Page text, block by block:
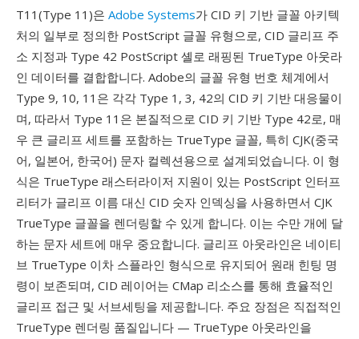
T11(Type 11)은 Adobe Systems가 CID 키 기반 글꼴 아키텍
처의 일부로 정의한 PostScript 글꼴 유형으로, CID 글리프 주
소 지정과 Type 42 PostScript 셸로 래핑된 TrueType 아웃라
인 데이터를 결합합니다. Adobe의 글꼴 유형 번호 체계에서
Type 9, 10, 11은 각각 Type 1, 3, 42의 CID 키 기반 대응물이
며, 따라서 Type 11은 본질적으로 CID 키 기반 Type 42로, 매
우 큰 글리프 세트를 포함하는 TrueType 글꼴, 특히 CJK(중국
어, 일본어, 한국어) 문자 컬렉션용으로 설계되었습니다. 이 형
식은 TrueType 래스터라이저 지원이 있는 PostScript 인터프
리터가 글리프 이름 대신 CID 숫자 인덱싱을 사용하면서 CJK
TrueType 글꼴을 렌더링할 수 있게 합니다. 이는 수만 개에 달
하는 문자 세트에 매우 중요합니다. 글리프 아웃라인은 네이티
브 TrueType 이차 스플라인 형식으로 유지되어 원래 힌팅 명
령이 보존되며, CID 레이어는 CMap 리소스를 통해 효율적인
글리프 접근 및 서브세팅을 제공합니다. 주요 장점은 직접적인
TrueType 렌더링 품질입니다 — TrueType 아웃라인을